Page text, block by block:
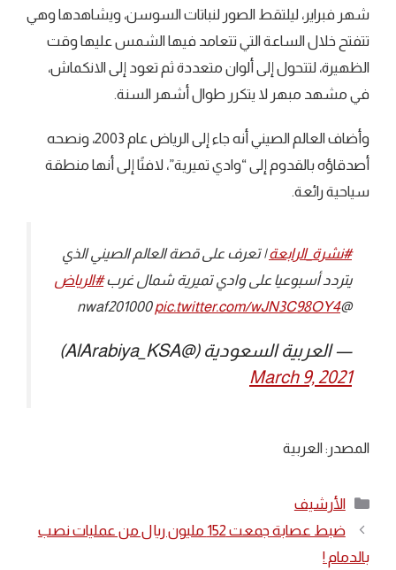
شهر فبراير، ليلتقط الصور لنباتات السوسن، ويشاهدها وهي
تتفتح خلال الساعة التي تتعامد فيها الشمس عليها وقت
الظهيرة، لتتحول إلى ألوان متعددة ثم تعود إلى الانكماش،
في مشهد مبهر لا يتكرر طوال أشهر السنة.
وأضاف العالم الصيني أنه جاء إلى الرياض عام 2003، ونصحه
أصدقاؤه بالقدوم إلى “وادي تميرية”، لافتًا إلى أنها منطقة
سياحية رائعة.
#نشرة_الرابعة| تعرف على قصة العالم الصيني الذي
يتردد أسبوعيا على وادي تميرية شمال غرب#الرياض
@nwaf201000
pic.twitter.com/wJN3C98OY4
— العربية السعودية (@AlArabiya_KSA)
March 9, 2021
المصدر: العربية
التصنيفات
الأرشيف
ضبط عصابة جمعت 152 مليون ريال من عمليات نصب
بالدمام !